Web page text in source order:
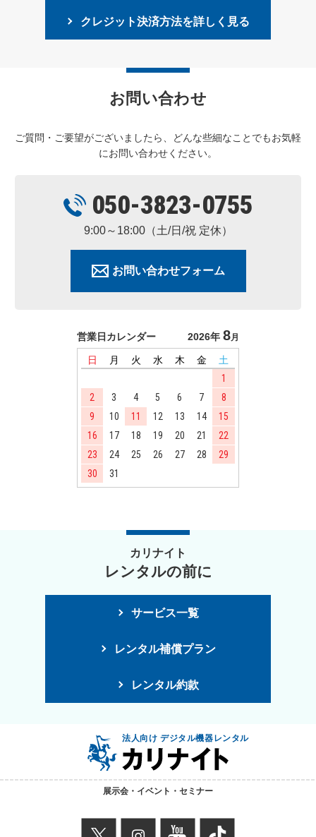
クレジット決済方法を詳しく見る
お問い合わせ
ご質問・ご要望がございましたら、どんな些細なことでもお気軽
にお問い合わせください。
営業日カレンダー 2026年 8月
日 月 火 水 木 金
土
1
2
3 4 5 6 7
8
9
10 11 12 13 14
15
16
17 18 19 20 21
22
23
24 25 26 27 28
29
30
31
050-3823-0755
9:00～18:00（土/日/祝 定休）
お問い合わせフォーム
カリナイト
レンタルの前に
サービス一覧
レンタル補償プラン
レンタル約款
法人向け デジタル機器レンタル
展示会・イベント・セミナー